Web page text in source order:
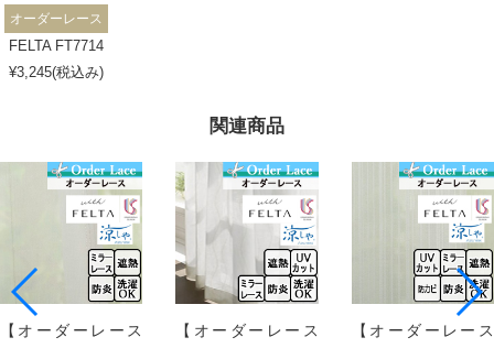
関連商品
【オーダーレース 【オーダーレース 【オーダーレース
オーダーレース
FELTA FT7714
¥3,245(税込み)